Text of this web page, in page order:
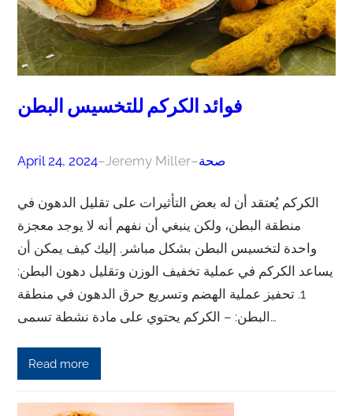
فوائد الكركم للتخسيس البطن
April 24, 2024–Jeremy Miller–صحة
الكركم يُعتقد أن له بعض التأثيرات على تقليل الدهون في
منطقة البطن، ولكن ينبغي أن نفهم أنه لا يوجد معجزة
واحدة لتخسيس البطن بشكل مباشر. إليك كيف يمكن أن
يساعد الكركم في عملية تخفيف الوزن وتقليل دهون البطن:
1. تحفيز عملية الهضم وتسريع حرق الدهون في منطقة
البطن: – الكركم يحتوي على مادة نشطة تسمى…
Read more